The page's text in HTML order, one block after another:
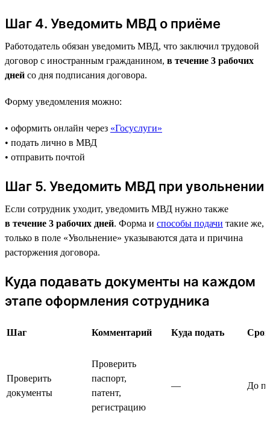
Шаг 4. Уведомить МВД о приёме
Работодатель обязан уведомить МВД, что заключил трудовой
договор с иностранным гражданином, в течение 3 рабочих
дней со дня подписания договора.
Форму уведомления можно:
• оформить онлайн через «Госуслуги»
• подать лично в МВД
• отправить почтой
Шаг 5. Уведомить МВД при увольнении
Если сотрудник уходит, уведомить МВД нужно также
в течение 3 рабочих дней. Форма и способы подачи такие же,
только в поле «Увольнение» указываются дата и причина
расторжения договора.
Куда подавать документы на каждом
этапе оформления сотрудника
Шаг Комментарий Куда подать Срок
Проверить
документы
Проверить
паспорт,
патент,
регистрацию
— До